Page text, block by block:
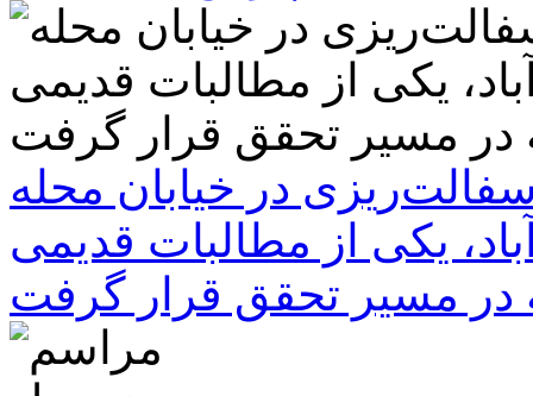
در خیابان محله
یکی از مطالبات قدیمی
در مسیر تحقق قرار گرفت